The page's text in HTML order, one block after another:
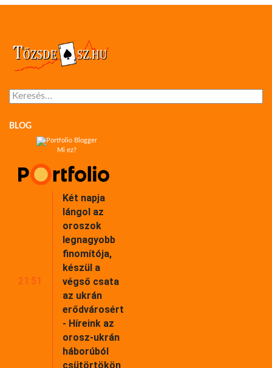
Keresés:
BLOG
Mi ez?
21:51
Két napja
lángol az
oroszok
legnagyobb
finomítója,
készül a
végső csata
az ukrán
erődvárosért
- Híreink az
orosz-ukrán
háborúból
csütörtökön